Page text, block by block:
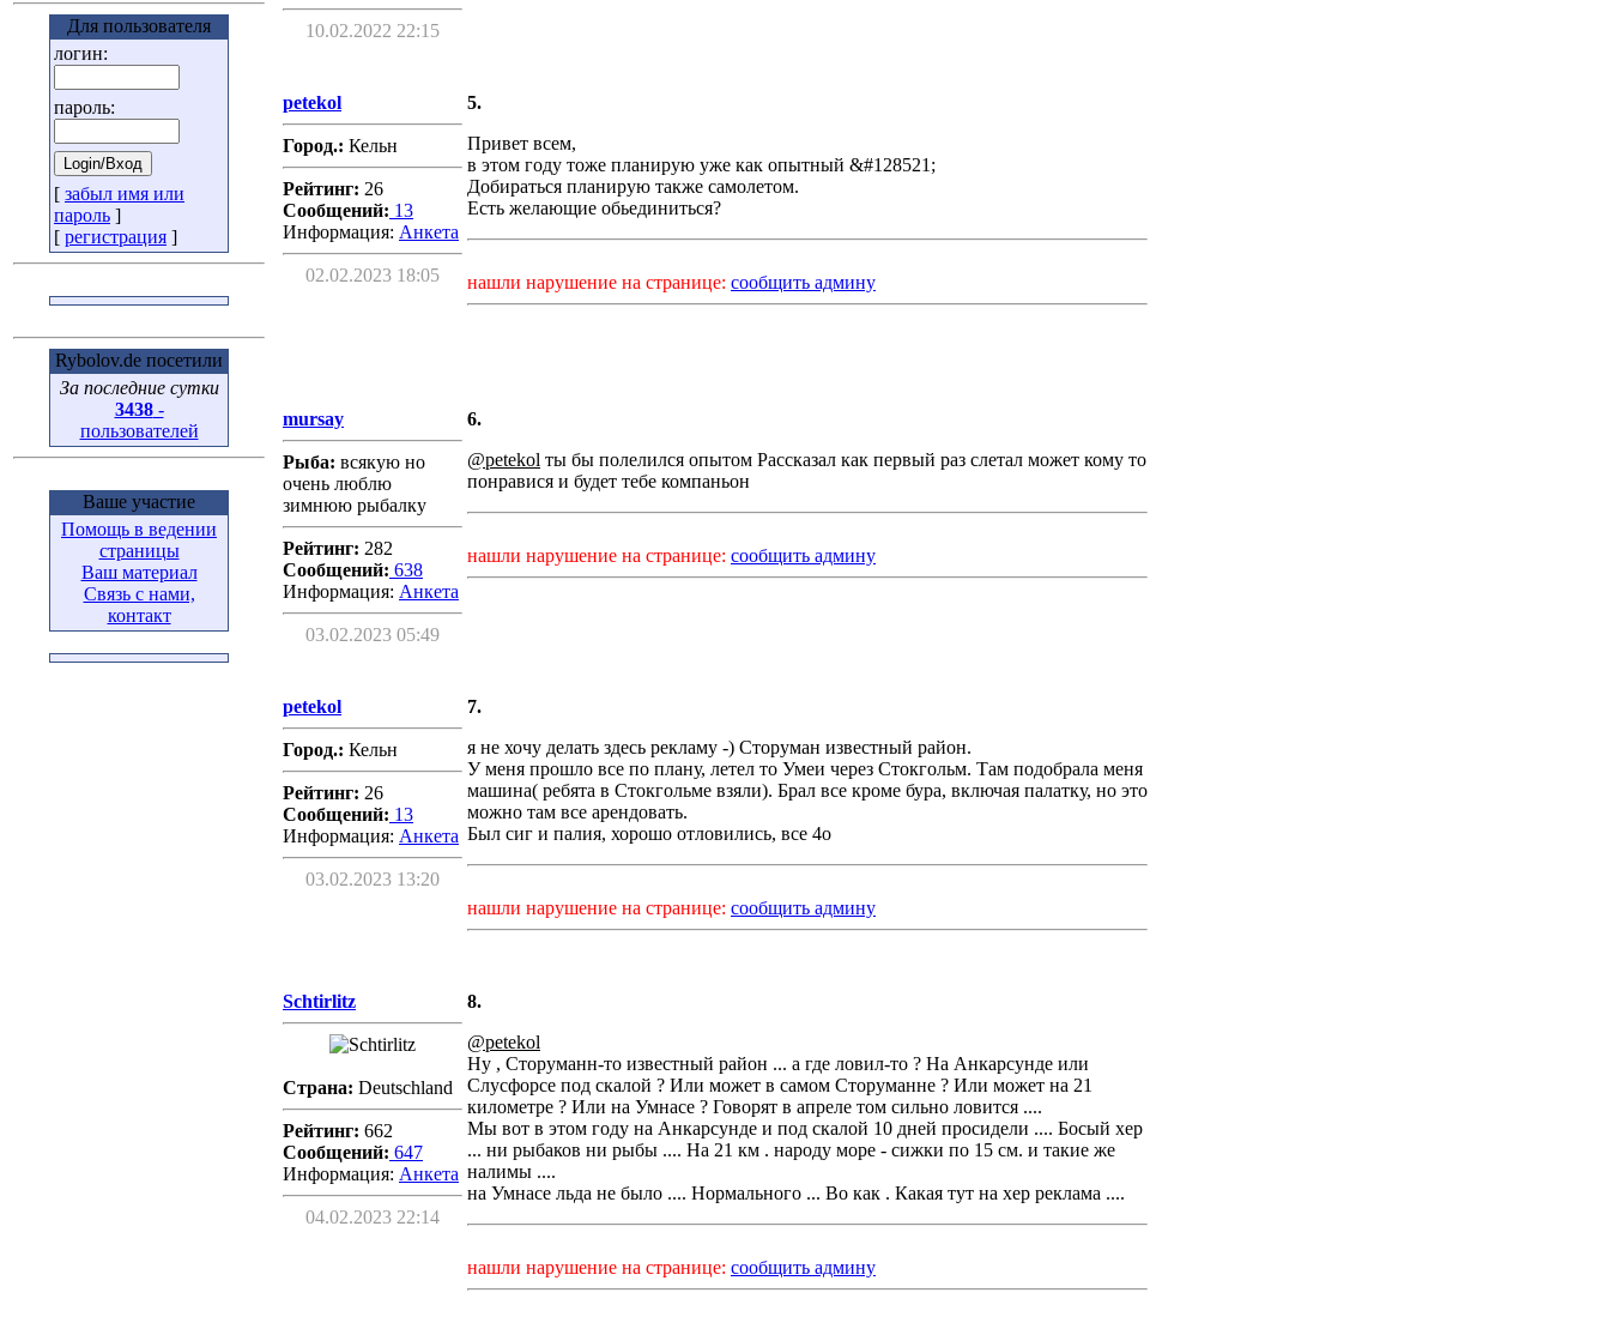
Для пользователя
логин:
пароль:
[ забыл имя или
пароль ]
[ регистрация ]
Rybolov.de посетили
За последние сутки
3438-
пользователей
Ваше участие
Помощь в ведении
страницы
Ваш материал
Связь с нами,
контакт
10.02.2022 22:15
petekol
Город.: Кельн
Рейтинг: 26
Сообщений: 13
Информация: Aнкета
02.02.2023 18:05
5.
Привет всем,
в этом году тоже планирую уже как опытный &#128521;
Добираться планирую также самолетом.
Есть желающие обьединиться?
нашли нарушение на странице: сообщить админу
mursay
Рыба: всякую но
очень люблю
зимнюю рыбалку
Рейтинг: 282
Сообщений: 638
Информация: Aнкета
03.02.2023 05:49
6.
@petekol ты бы полелился опытом Рассказал как первый раз слетал может кому то
понравися и будет тебе компаньон
нашли нарушение на странице: сообщить админу
petekol
Город.: Кельн
Рейтинг: 26
Сообщений: 13
Информация: Aнкета
03.02.2023 13:20
7.
я не хочу делать здесь рекламу -) Сторуман известный район.
У меня прошло все по плану, летел то Умеи через Стокгольм. Там подобрала меня
машина( ребята в Стокгольме взяли). Брал все кроме бура, включая палатку, но это
можно там все арендовать.
Был сиг и палия, хорошо отловились, все 4о
нашли нарушение на странице: сообщить админу
Schtirlitz
Страна: Deutschland
Рейтинг: 662
Сообщений: 647
Информация: Aнкета
04.02.2023 22:14
8.
@petekol
Ну , Сторуманн-то известный район ... а где ловил-то ? На Анкарсунде или
Слусфорсе под скалой ? Или может в самом Сторуманне ? Или может на 21
километре ? Или на Умнасе ? Говорят в апреле том сильно ловится ....
Мы вот в этом году на Анкарсунде и под скалой 10 дней просидели .... Босый хер
... ни рыбаков ни рыбы .... На 21 км . народу море - сижки по 15 см. и такие же
налимы ....
на Умнасе льда не было .... Нормального ... Во как . Какая тут на хер реклама ....
нашли нарушение на странице: сообщить админу